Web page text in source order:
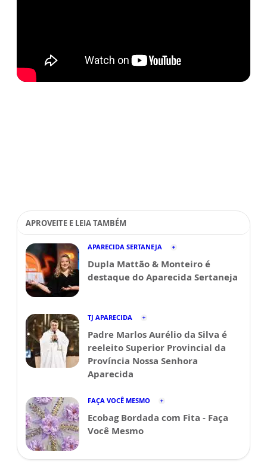
APROVEITE E LEIA TAMBÉM
APARECIDA SERTANEJA
Dupla Mattão & Monteiro é
destaque do Aparecida Sertaneja
TJ APARECIDA
Padre Marlos Aurélio da Silva é
reeleito Superior Provincial da
Província Nossa Senhora
Aparecida
FAÇA VOCÊ MESMO
Ecobag Bordada com Fita - Faça
Você Mesmo